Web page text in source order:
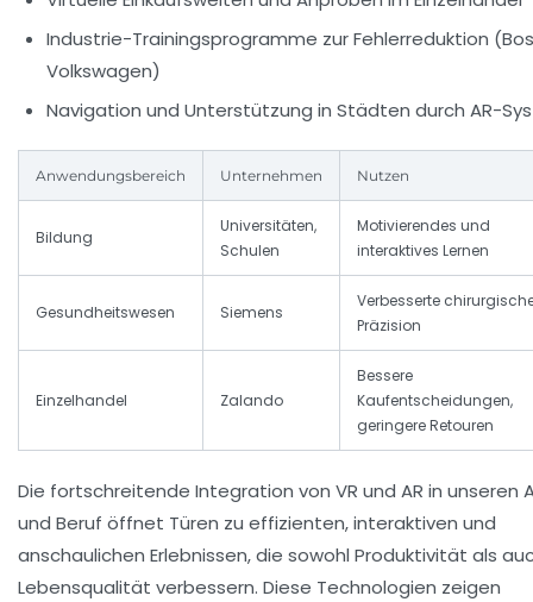
Industrie-Trainingsprogramme zur Fehlerreduktion
Volkswagen)
Navigation und Unterstützung in Städten durch AR-
Anwendungsbereich Unternehmen Nutzen
Bildung
Universitäten,
Schulen
Motivierendes und
interaktives Lernen
Gesundheitswesen Siemens
Verbesserte
Präzision
Einzelhandel Zalando
Bessere
Kaufentscheidungen,
geringere Retouren
Die fortschreitende Integration von VR und AR in unseren
und Beruf öffnet Türen zu effizienten, interaktiven und
anschaulichen Erlebnissen, die sowohl Produktivität als
Lebensqualität verbessern. Diese Technologien zeigen